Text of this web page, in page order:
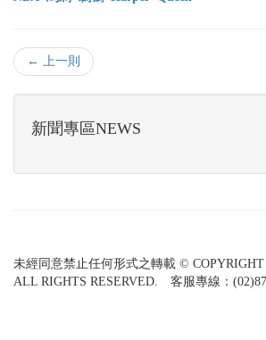
← 上一則
新聞專區NEWS
未經同意禁止任何形式之轉載 ©
ALL RIGHTS RESERVED. 客服專線：